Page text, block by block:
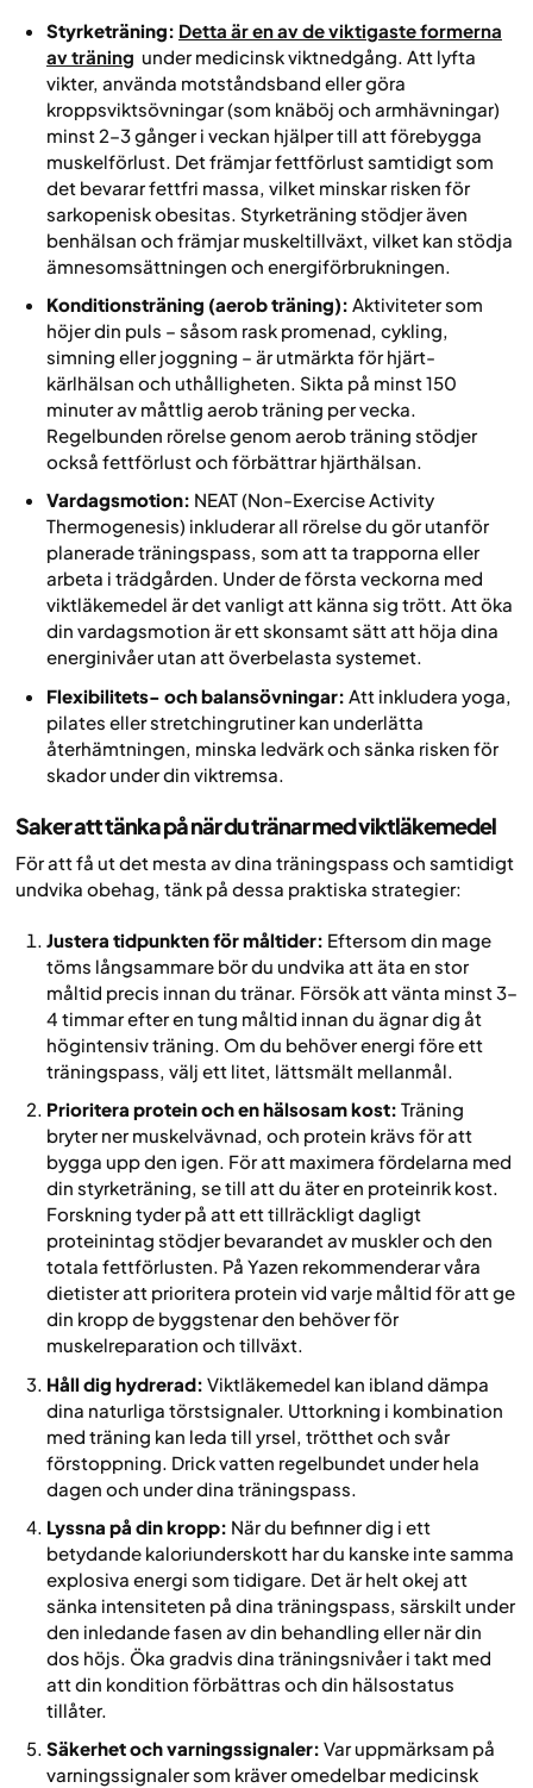
Styrketräning: Detta är en av de viktigaste formerna
av träning under medicinsk viktnedgång. Att lyfta
vikter, använda motståndsband eller göra
kroppsviktsövningar (som knäböj och armhävningar)
minst 2–3 gånger i veckan hjälper till att förebygga
muskelförlust. Det främjar fettförlust samtidigt som
det bevarar fettfri massa, vilket minskar risken för
sarkopenisk obesitas. Styrketräning stödjer även
benhälsan och främjar muskeltillväxt, vilket kan stödja
ämnesomsättningen och energiförbrukningen.
Konditionsträning (aerob träning): Aktiviteter som
höjer din puls – såsom rask promenad, cykling,
simning eller joggning – är utmärkta för hjärt-
kärlhälsan och uthålligheten. Sikta på minst 150
minuter av måttlig aerob träning per vecka.
Regelbunden rörelse genom aerob träning stödjer
också fettförlust och förbättrar hjärthälsan.
Vardagsmotion: NEAT (Non-Exercise Activity
Thermogenesis) inkluderar all rörelse du gör utanför
planerade träningspass, som att ta trapporna eller
arbeta i trädgården. Under de första veckorna med
viktläkemedel är det vanligt att känna sig trött. Att öka
din vardagsmotion är ett skonsamt sätt att höja dina
energinivåer utan att överbelasta systemet.
Flexibilitets- och balansövningar: Att inkludera yoga,
pilates eller stretchingrutiner kan underlätta
återhämtningen, minska ledvärk och sänka risken för
skador under din viktremsa.
Saker att tänka på när du tränar med viktläkemedel
För att få ut det mesta av dina träningspass och samtidigt
undvika obehag, tänk på dessa praktiska strategier:
Justera tidpunkten för måltider: Eftersom din mage
töms långsammare bör du undvika att äta en stor
måltid precis innan du tränar. Försök att vänta minst 3–
4 timmar efter en tung måltid innan du ägnar dig åt
högintensiv träning. Om du behöver energi före ett
träningspass, välj ett litet, lättsmält mellanmål.
Prioritera protein och en hälsosam kost: Träning
bryter ner muskelvävnad, och protein krävs för att
bygga upp den igen. För att maximera fördelarna med
din styrketräning, se till att du äter en proteinrik kost.
Forskning tyder på att ett tillräckligt dagligt
proteinintag stödjer bevarandet av muskler och den
totala fettförlusten. På Yazen rekommenderar våra
dietister att prioritera protein vid varje måltid för att ge
din kropp de byggstenar den behöver för
muskelreparation och tillväxt.
Håll dig hydrerad: Viktläkemedel kan ibland dämpa
dina naturliga törstsignaler. Uttorkning i kombination
med träning kan leda till yrsel, trötthet och svår
förstoppning. Drick vatten regelbundet under hela
dagen och under dina träningspass.
Lyssna på din kropp: När du befinner dig i ett
betydande kaloriunderskott har du kanske inte samma
explosiva energi som tidigare. Det är helt okej att
sänka intensiteten på dina träningspass, särskilt under
den inledande fasen av din behandling eller när din
dos höjs. Öka gradvis dina träningsnivåer i takt med
att din kondition förbättras och din hälsostatus
tillåter.
Säkerhet och varningssignaler: Var uppmärksam på
varningssignaler som kräver omedelbar medicinsk